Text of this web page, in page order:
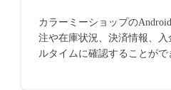
カラーミーショップの
注や在庫状況、決済情報、
ルタイムに確認することがで